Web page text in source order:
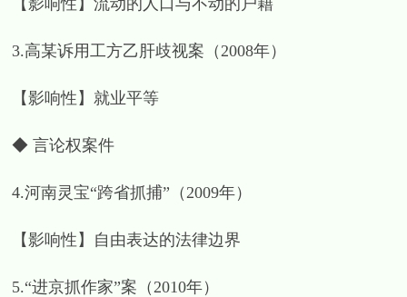
【影响性】流动的人口与不动的户籍
3.高某诉用工方乙肝歧视案（2008年）
【影响性】就业平等
◆ 言论权案件
4.河南灵宝“跨省抓捕”（2009年）
【影响性】自由表达的法律边界
5.“进京抓作家”案（2010年）